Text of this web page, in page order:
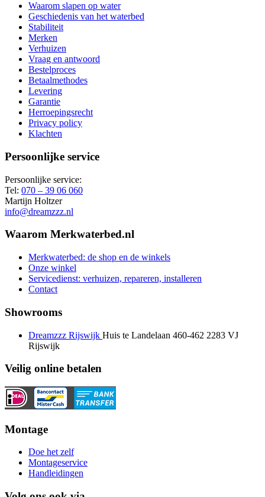
onderhoud
van
Waarom slapen op water
Geschiedenis van het waterbed
Stabiliteit
Merken
Verhuizen
Vraag en antwoord
Bestelproces
Betaalmethodes
Levering
Garantie
Herroepingsrecht
Privacy policy
Klachten
Persoonlijke service
Persoonlijke service:
Tel: 070 – 39 06 060
Martijn Holtzer
info@dreamzzz.nl
Waarom Merkwaterbed.nl
Merkwaterbed: de shop en de winkels
Onze winkel
Servicedienst: verhuizen, repareren, installeren
Contact
Showrooms
Dreamzzz Rijswijk Huis te Landelaan 460-462 2283 VJ
Rijswijk
Veilig online betalen
Montage
Doe het zelf
Montageservice
Handleidingen